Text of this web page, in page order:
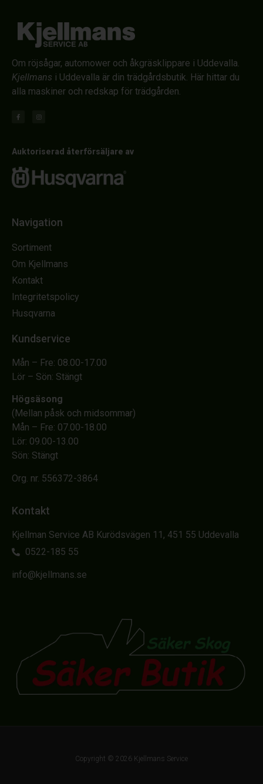
Om röjsågar, automower och åkgräsklippare i Uddevalla.
Kjellmans i Uddevalla är din trädgårdsbutik. Här hittar du
alla maskiner och redskap för trädgården.
Auktoriserad återförsäljare av
Navigation
Sortiment
Om Kjellmans
Kontakt
Integritetspolicy
Husqvarna
Kundservice
Mån – Fre: 08.00-17.00
Lör – Sön: Stängt
Högsäsong
(Mellan påsk och midsommar)
Mån – Fre: 07.00-18.00
Lör: 09.00-13.00
Sön: Stängt
Org. nr. 556372-3864
Kontakt
Kjellman Service AB Kurödsvägen 11, 451 55 Uddevalla
0522-185 55
info@kjellmans.se
Copyright © 2026 Kjellmans Service